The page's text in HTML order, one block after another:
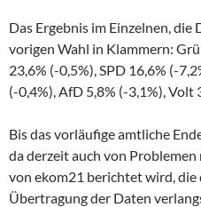
Das Ergebnis im Einzelnen, die
vorigen Wahl in Klammern:
23,6% (-0,5%), SPD 16,6% (-
(-0,4%), AfD 5,8% (-3,1%), Volt
Bis das vorläufige amtliche
da derzeit auch von
von ekom21 berichtet wird, die
Übertragung der Daten